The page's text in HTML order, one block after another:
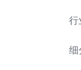
行
细